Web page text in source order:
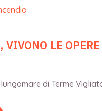
VIVONO LE
di Terme